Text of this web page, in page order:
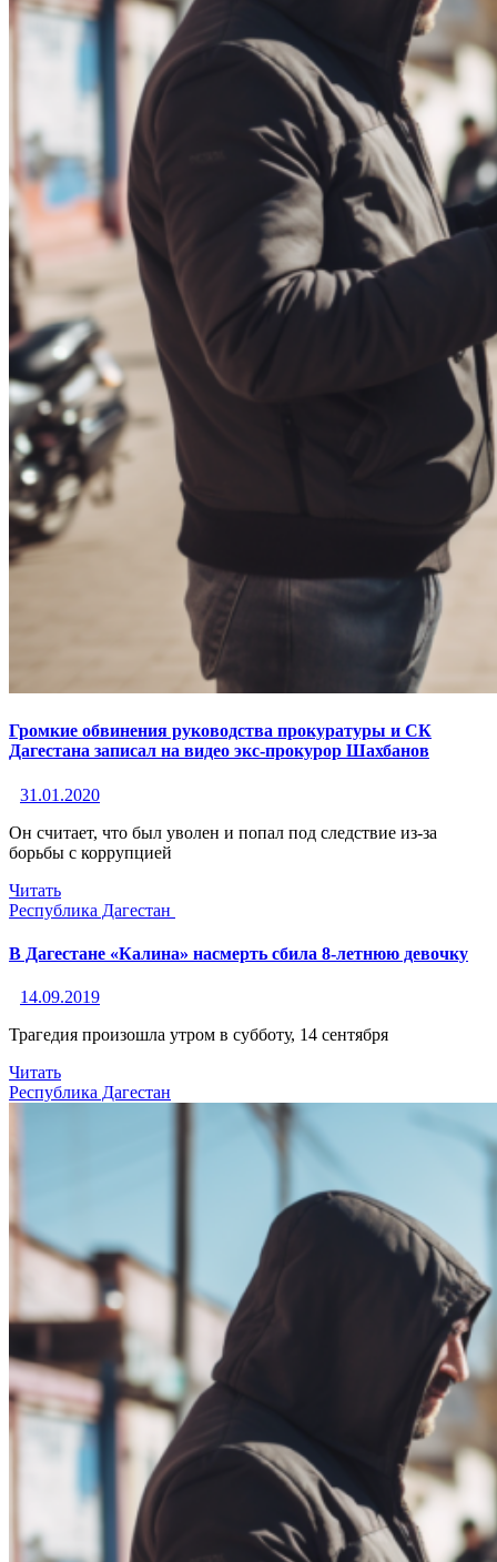
Громкие обвинения руководства прокуратуры и СК
Дагестана записал на видео экс-прокурор Шахбанов
31.01.2020
Он считает, что был уволен и попал под следствие из-за
борьбы с коррупцией
Читать
Республика Дагестан
В Дагестане «Калина» насмерть сбила 8-летнюю девочку
14.09.2019
Трагедия произошла утром в субботу, 14 сентября
Читать
Республика Дагестан